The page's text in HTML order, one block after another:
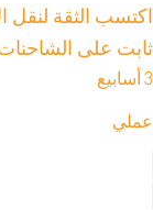
اكتسب الثقة لنقل
ثابت على الشاحنات
3 أسابيع
عملي